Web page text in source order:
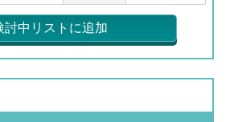
討中リストに追加